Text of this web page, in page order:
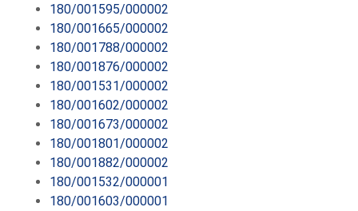
180/001595/000002
180/001665/000002
180/001788/000002
180/001876/000002
180/001531/000002
180/001602/000002
180/001673/000002
180/001801/000002
180/001882/000002
180/001532/000001
180/001603/000001